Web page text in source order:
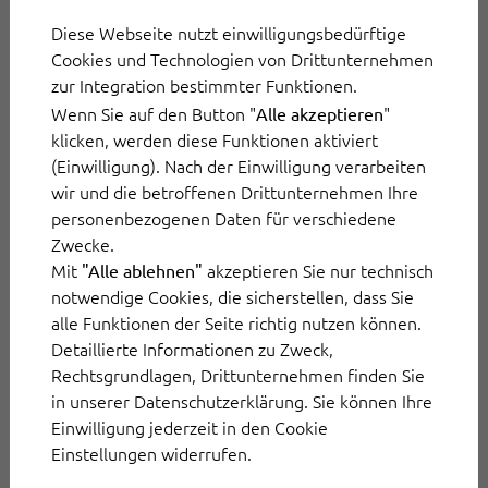
Diese Webseite nutzt einwilligungsbedürftige
Cookies und Technologien von Drittunternehmen
zur Integration bestimmter Funktionen.
Wenn Sie auf den Button "Alle akzeptieren"
klicken, werden diese Funktionen aktiviert
(Einwilligung). Nach der Einwilligung verarbeiten
wir und die betroffenen Drittunternehmen Ihre
personenbezogenen Daten für verschiedene
Zwecke.
Mit "Alle ablehnen" akzeptieren Sie nur technisch
notwendige Cookies, die sicherstellen, dass Sie
alle Funktionen der Seite richtig nutzen können.
Detaillierte Informationen zu Zweck,
Rechtsgrundlagen, Drittunternehmen finden Sie
in unserer Datenschutzerklärung. Sie können Ihre
Einwilligung jederzeit in den Cookie
Einstellungen widerrufen.
Kundenservice, andererseits ist
Uniformität die größte Kundenservice-
Falle überhaupt. Wer Kunden wie Ware
behandelt, wird selbst schnell
vergessen und wie ersetzbare Ware
behandelt.
Eine zuvorkommende und empathische
Interaktion mit gut geschulten
Kundenservice-Mitarbeitern
entscheidet darüber, ob Sie Kunden
gewinnen oder verlieren.
Darüber hinaus sollten Sie aus unserer